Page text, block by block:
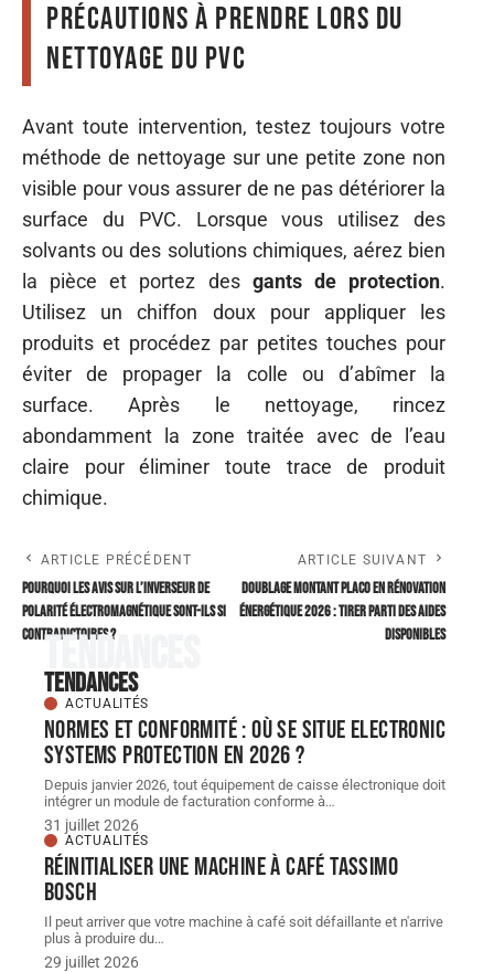
précautions à prendre lors du
nettoyage du PVC
Avant toute intervention, testez toujours votre
méthode de nettoyage sur une petite zone non
visible pour vous assurer de ne pas détériorer la
surface du PVC. Lorsque vous utilisez des
solvants ou des solutions chimiques, aérez bien
la pièce et portez des gants de protection.
Utilisez un chiffon doux pour appliquer les
produits et procédez par petites touches pour
éviter de propager la colle ou d’abîmer la
surface. Après le nettoyage, rincez
abondamment la zone traitée avec de l’eau
claire pour éliminer toute trace de produit
chimique.
ARTICLE PRÉCÉDENT
Pourquoi les avis sur l’inverseur de
polarité électromagnétique sont-ils si
contradictoires ?
ARTICLE SUIVANT
Doublage montant placo en rénovation
énergétique 2026 : tirer parti des aides
disponibles
Tendances
Tendances
ACTUALITÉS
Normes et conformité : où se situe Electronic
Systems Protection en 2026 ?
Depuis janvier 2026, tout équipement de caisse électronique doit
intégrer un module de facturation conforme à…
31 juillet 2026
ACTUALITÉS
Réinitialiser une machine à café Tassimo
Bosch
Il peut arriver que votre machine à café soit défaillante et n'arrive
plus à produire du…
29 juillet 2026